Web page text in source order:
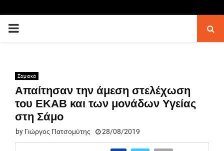
PRIMARY
Σαμιακά
Απαίτησαν την άμεση στελέχωση
του ΕΚΑΒ και των μονάδων Υγείας
στη Σάμο
by Γιώργος Πατσομύτης 28/08/2019